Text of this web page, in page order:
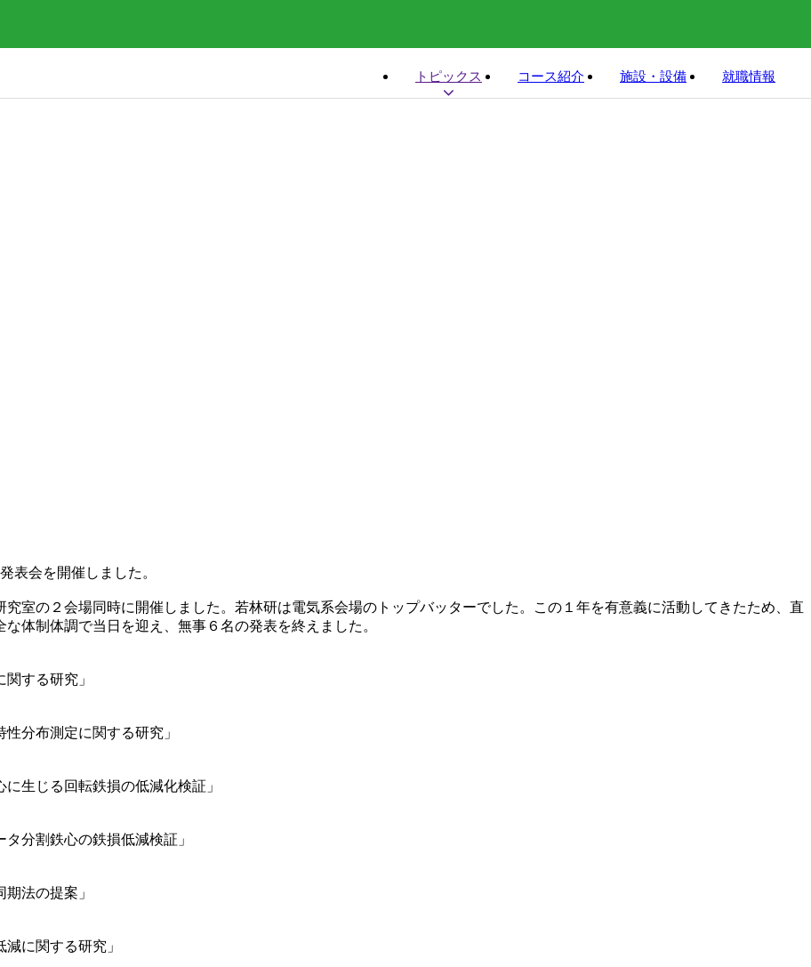
トピックス コース紹介 施設・設備 就職情報
表会を開催しました。
室の２会場同時に開催しました。若林研は電気系会場のトップバッターでした。この１年を有意義に活動してきたため、直
体制体調で当日を迎え、無事６名の発表を終えました。
する研究」
分布測定に関する研究」
生じる回転鉄損の低減化検証」
分割鉄心の鉄損低減検証」
法の提案」
に関する研究」